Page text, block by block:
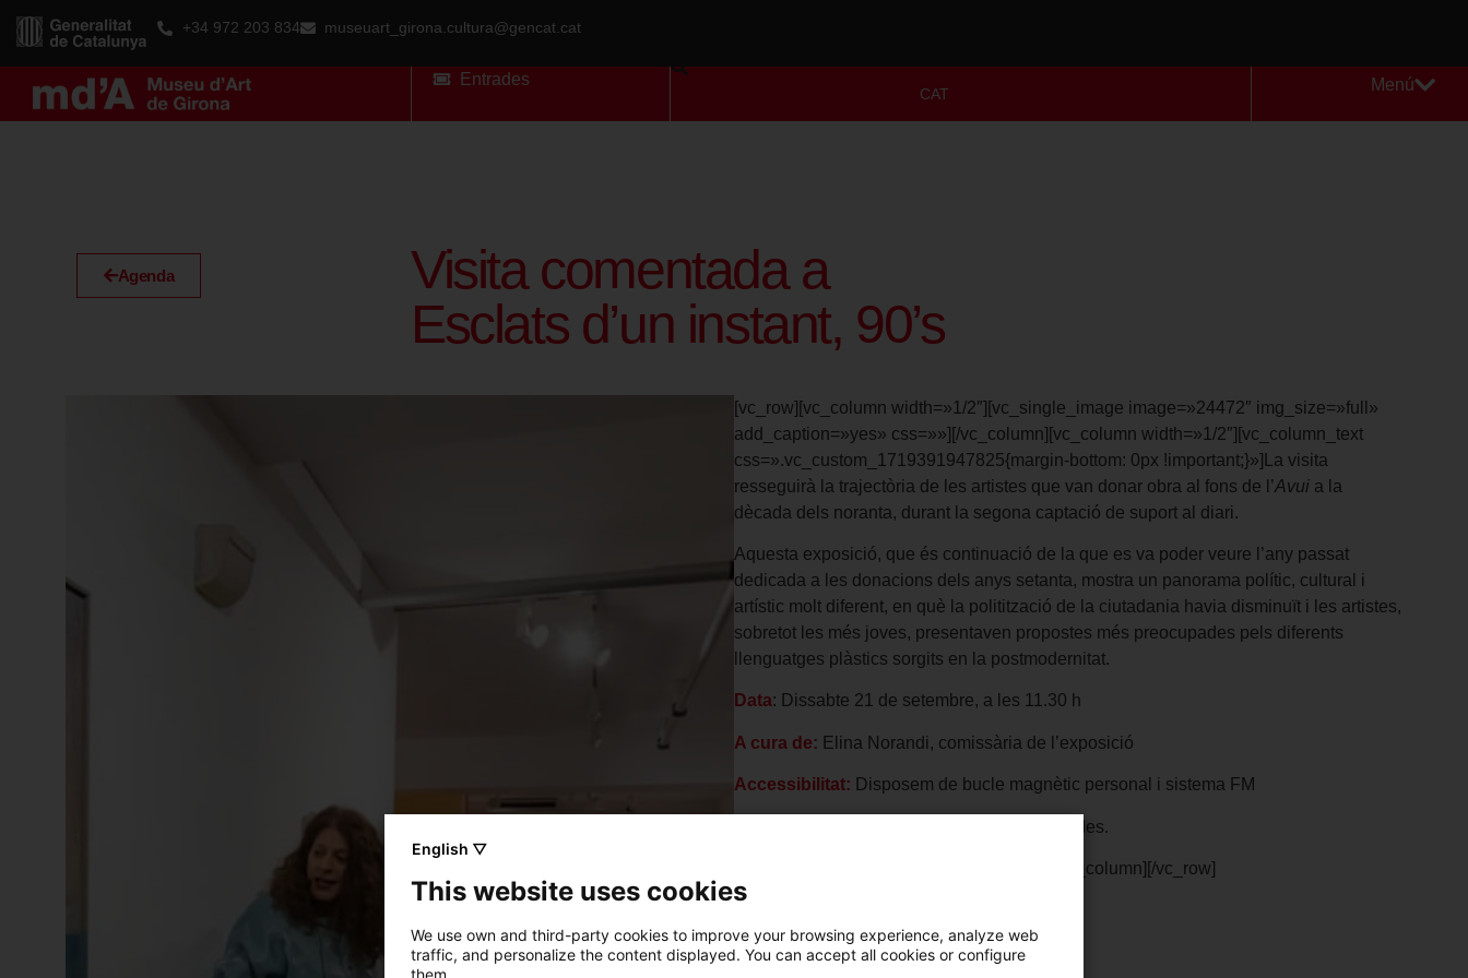
+34 972 203 834 museuart_girona.cultura@gencat.cat
Entrades
CAT
Menú
Agenda
Visita comentada a
Esclats d’un instant, 90’s
[vc_row][vc_column width=»1/2″][vc_single_image image=»24472″ img_size=»full»
add_caption=»yes» css=»»][/vc_column][vc_column width=»1/2″][vc_column_text
css=».vc_custom_1719391947825{margin-bottom: 0px !important;}»]La visita
resseguirà la trajectòria de les artistes que van donar obra al fons de l’Avui a la
dècada dels noranta, durant la segona captació de suport al diari.
Aquesta exposició, que és continuació de la que es va poder veure l’any passat
dedicada a les donacions dels anys setanta, mostra un panorama polític, cultural i
artístic molt diferent, en què la politització de la ciutadania havia disminuït i les artistes,
sobretot les més joves, presentaven propostes més preocupades pels diferents
llenguatges plàstics sorgits en la postmodernitat.
Data: Dissabte 21 de setembre, a les 11.30 h
A cura de: Elina Norandi, comissària de l’exposició
Accessibilitat: Disposem de bucle magnètic personal i sistema FM
: 6 €. Amics del md’A: 4 €. Places limitades.
[/vc_column_text][/vc_column][/vc_row]
English ▽
This website uses cookies
We use own and third-party cookies to improve your browsing experience, analyze web
traffic, and personalize the content displayed. You can accept all cookies or configure
them.